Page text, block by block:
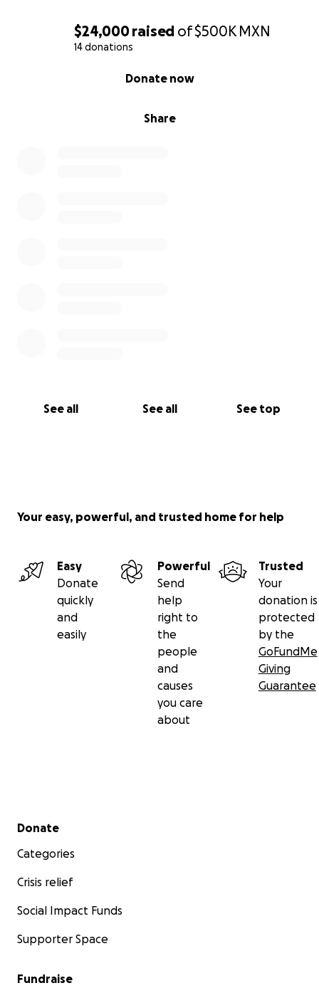
$24,000raised of$500K MXN
14 donations
Share
Donate now
See all See all See top
Your easy, powerful, and trusted home for help
Easy
Donate
quickly
and
easily
Powerful
Send
help
right to
the
people
and
causes
you care
about
Trusted
Your
donation is
protected
by the
GoFundMe
Giving
Guarantee
Secondary menu
Donate
Categories
Crisis relief
Social Impact Funds
Supporter Space
Fundraise